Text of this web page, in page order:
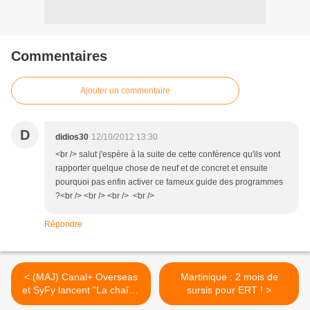
Commentaires
Ajouter un commentaire
D didios30 12/10/2012 13:30
<br /> salut j'espère à la suite de cette conférence qu'ils vont
rapporter quelque chose de neuf et de concret et ensuite
pourquoi pas enfin activer ce fameux guide des programmes
?<br /> <br /> <br /> <br />
Répondre
< (MAJ) Canal+ Overseas
et SyFy lancent "La chaîne
de la fin du monde"
Martinique : 2 mois de
sursis pour ERT ! >